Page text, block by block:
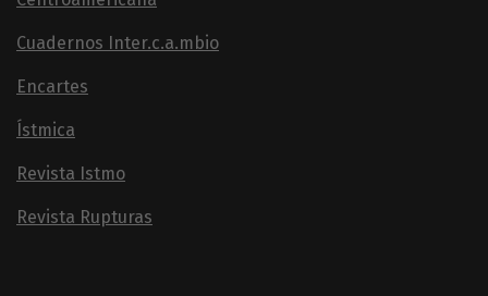
Cuadernos Inter.c.a.mbio
Encartes
Ístmica
Revista Istmo
Revista Rupturas